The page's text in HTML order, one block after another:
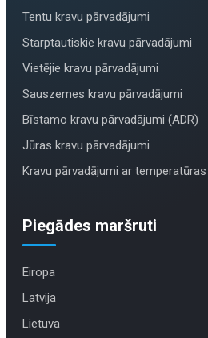
Tentu kravu pārvadājumi
Starptautiskie kravu pārvadājumi
Vietējie kravu pārvadājumi
Sauszemes kravu pārvadājumi
Bīstamo kravu pārvadājumi (ADR)
Jūras kravu pārvadājumi
Kravu pārvadājumi ar
Piegādes maršruti
Eiropa
Latvija
Lietuva